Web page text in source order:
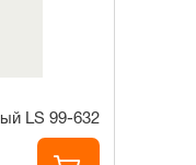
LS 99-632